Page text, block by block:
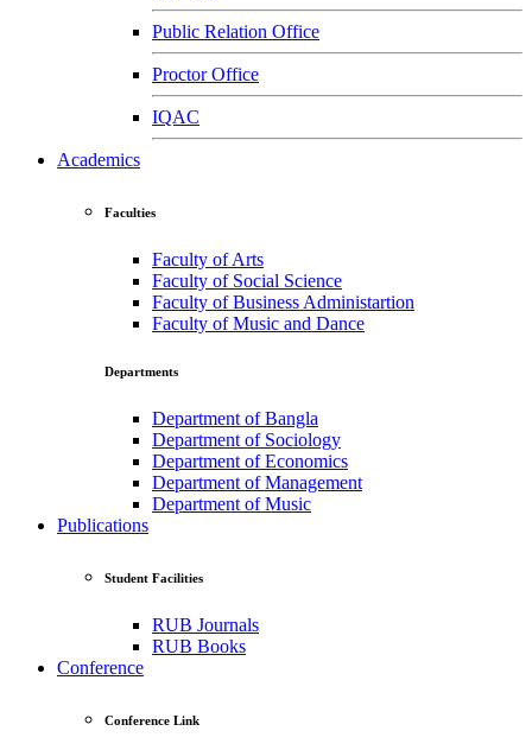
Public Relation Office
Proctor Office
IQAC
Academics
Faculties
Faculty of Arts
Faculty of Social Science
Faculty of Business Administartion
Faculty of Music and Dance
Departments
Department of Bangla
Department of Sociology
Department of Economics
Department of Management
Department of Music
Publications
Student Facilities
RUB Journals
RUB Books
Conference
Conference Link